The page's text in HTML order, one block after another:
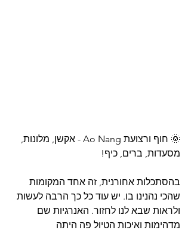
🌞 חוף ורצועת
Ao Nang - אקשן, מלונות,
מסעדות, ברים, כיף!
בהסתכלות אחורנית, זה אחד המקומות
שהכי נהנינו בו. יש עוד כל כך הרבה לעשות
ולראות שבא לנו לחזור. האנרגיות שם
מדהימות ואיכות הטיול פה היתה